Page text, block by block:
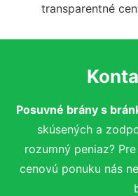
transparentné
Posuvné brány s
skúsených a
rozumný peniaz?
cenovú ponuku nás